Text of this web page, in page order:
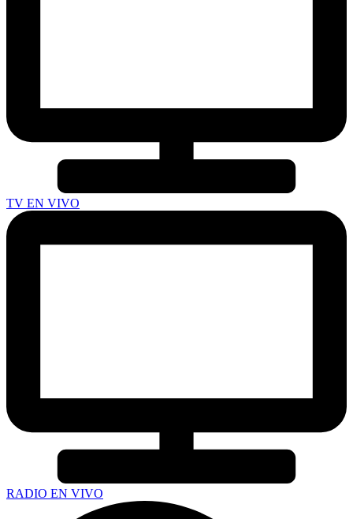
TV EN VIVO
RADIO EN VIVO